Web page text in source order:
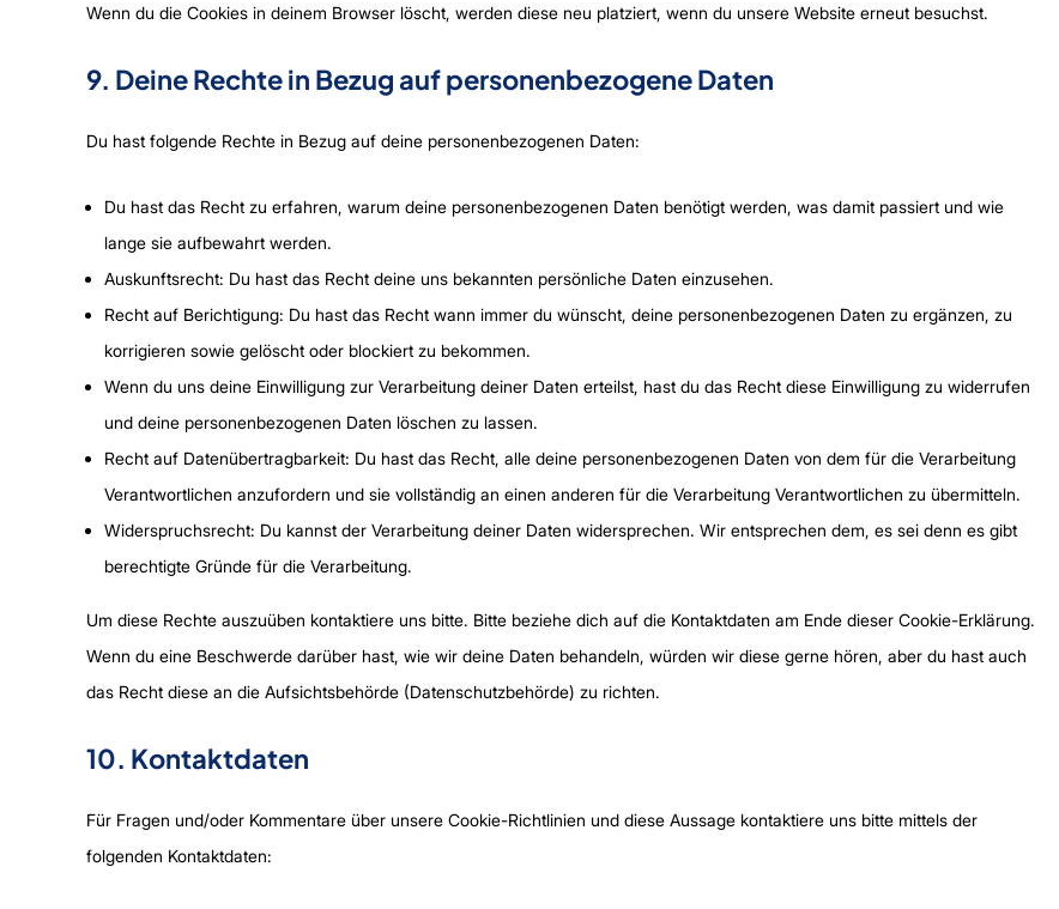
Wenn du die Cookies in deinem Browser löscht, werden diese neu platziert, wenn du unsere Website erneut besuchst.
9. Deine Rechte in Bezug auf personenbezogene Daten
Du hast folgende Rechte in Bezug auf deine personenbezogenen Daten:
Du hast das Recht zu erfahren, warum deine personenbezogenen Daten benötigt werden, was damit passiert und wie
lange sie aufbewahrt werden.
Auskunftsrecht: Du hast das Recht deine uns bekannten persönliche Daten einzusehen.
Recht auf Berichtigung: Du hast das Recht wann immer du wünscht, deine personenbezogenen Daten zu ergänzen, zu
korrigieren sowie gelöscht oder blockiert zu bekommen.
Wenn du uns deine Einwilligung zur Verarbeitung deiner Daten erteilst, hast du das Recht diese Einwilligung zu widerrufen
und deine personenbezogenen Daten löschen zu lassen.
Recht auf Datenübertragbarkeit: Du hast das Recht, alle deine personenbezogenen Daten von dem für die Verarbeitung
Verantwortlichen anzufordern und sie vollständig an einen anderen für die Verarbeitung Verantwortlichen zu übermitteln.
Widerspruchsrecht: Du kannst der Verarbeitung deiner Daten widersprechen. Wir entsprechen dem, es sei denn es gibt
berechtigte Gründe für die Verarbeitung.
Um diese Rechte auszuüben kontaktiere uns bitte. Bitte beziehe dich auf die Kontaktdaten am Ende dieser Cookie-Erklärung.
Wenn du eine Beschwerde darüber hast, wie wir deine Daten behandeln, würden wir diese gerne hören, aber du hast auch
das Recht diese an die Aufsichtsbehörde (Datenschutzbehörde) zu richten.
10. Kontaktdaten
Für Fragen und/oder Kommentare über unsere Cookie-Richtlinien und diese Aussage kontaktiere uns bitte mittels der
folgenden Kontaktdaten: